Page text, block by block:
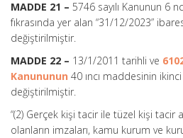
MADDE 21 – 5746 sayılı Kanunun 6
fıkrasında yer alan “31/12/2023”
değiştirilmiştir.
MADDE 22 – 13/1/2011 tarihli ve
Kanununun 40 ıncı maddesinin
değiştirilmiştir.
“(2) Gerçek kişi tacir ile tüzel kişi tacir
olanların imzaları, kamu kurum ve